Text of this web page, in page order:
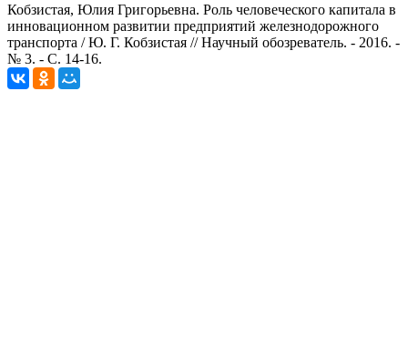
Кобзистая, Юлия Григорьевна. Роль человеческого капитала в
инновационном развитии предприятий железнодорожного
транспорта / Ю. Г. Кобзистая // Научный обозреватель. - 2016. -
№ 3. - С. 14-16.